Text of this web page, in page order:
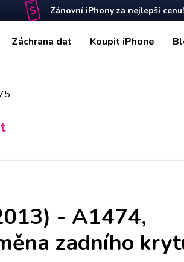
Zánovní iPhony za nejlepší cenu!
Záchrana dat Koupit iPhone
- A1474,
zadního